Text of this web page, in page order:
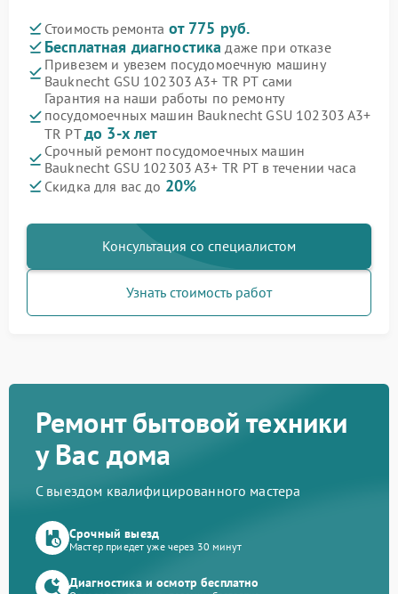
Стоимость ремонта от 775 руб.
Бесплатная диагностика даже при отказе
Привезем и увезем посудомоечную машину
Bauknecht GSU 102303 A3+ TR PT сами
Гарантия на наши работы по ремонту
посудомоечных машин Bauknecht GSU 102303 A3+
TR PTдо 3-х лет
Срочный ремонт посудомоечных машин
Bauknecht GSU 102303 A3+ TR PT в течении часа
Скидка для вас до 20%
Консультация со специалистом
Узнать стоимость работ
Ремонт бытовой техники
у Вас дома
С выездом квалифицированного мастера
Срочный выезд
Мастер приедет уже через 30 минут
Диагностика и осмотр бесплатно